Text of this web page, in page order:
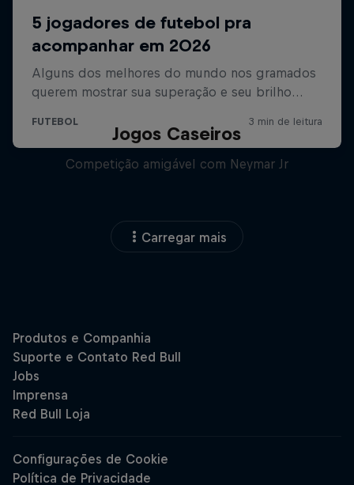
Jogos Caseiros
Competição amigável com Neymar Jr
Carregar mais